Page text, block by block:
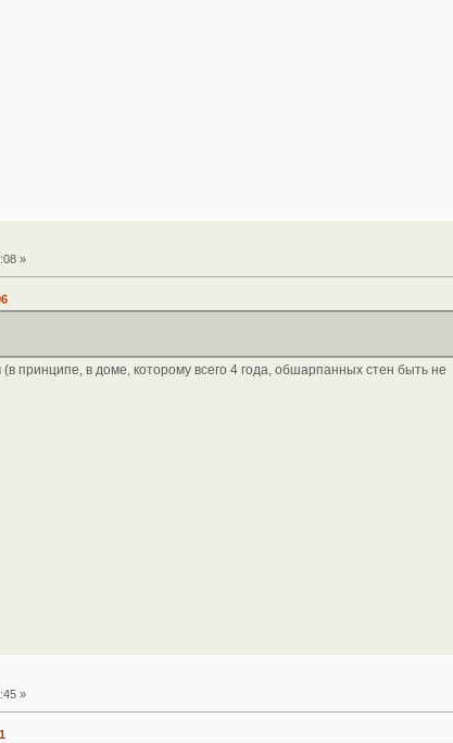
»
принципе, в доме, которому всего 4 года, обшарпанных стен быть не
»